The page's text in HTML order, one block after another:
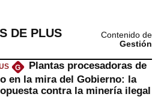
DE PLUS
Contenido de
Gestión
G
Plantas procesadoras de
en la mira del Gobierno: la
contra la minería ilegal